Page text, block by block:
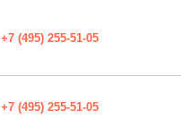
+7 (495) 255-51-05
+7 (495) 255-51-05